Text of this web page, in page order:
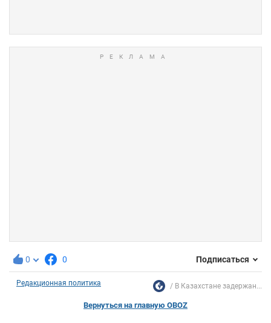
0 0 Подписаться
Редакционная политика В Казахстане задержан...
Вернуться на главную OBOZ